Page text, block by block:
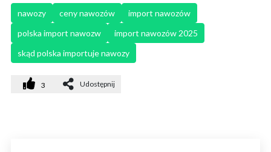
nawozy ceny nawozów
import nawozów
polska import nawozw
import nawozów 2025
skąd polska importuje nawozy
3 Udostępnij